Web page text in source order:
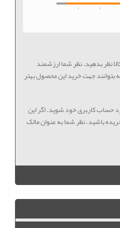
نظر بدهید. نظر شما ارزشمند
جهت خرید این محصول بهتر
حساب کاربری خود شوید. اگر این
باشید، نظر شما به عنوان مالک